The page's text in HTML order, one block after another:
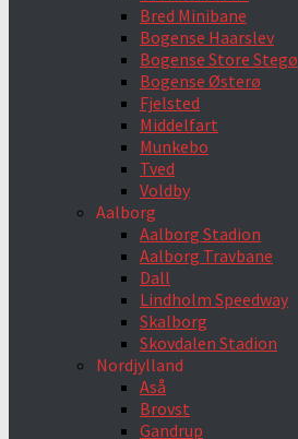
Bred Minibane
Bogense Haarslev
Bogense Store Stegø
Bogense Østerø
Fjelsted
Middelfart
Munkebo
Tved
Voldby
Aalborg
Aalborg Stadion
Aalborg Travbane
Dall
Lindholm Speedway
Skalborg
Skovdalen Stadion
Nordjylland
Aså
Brovst
Gandrup